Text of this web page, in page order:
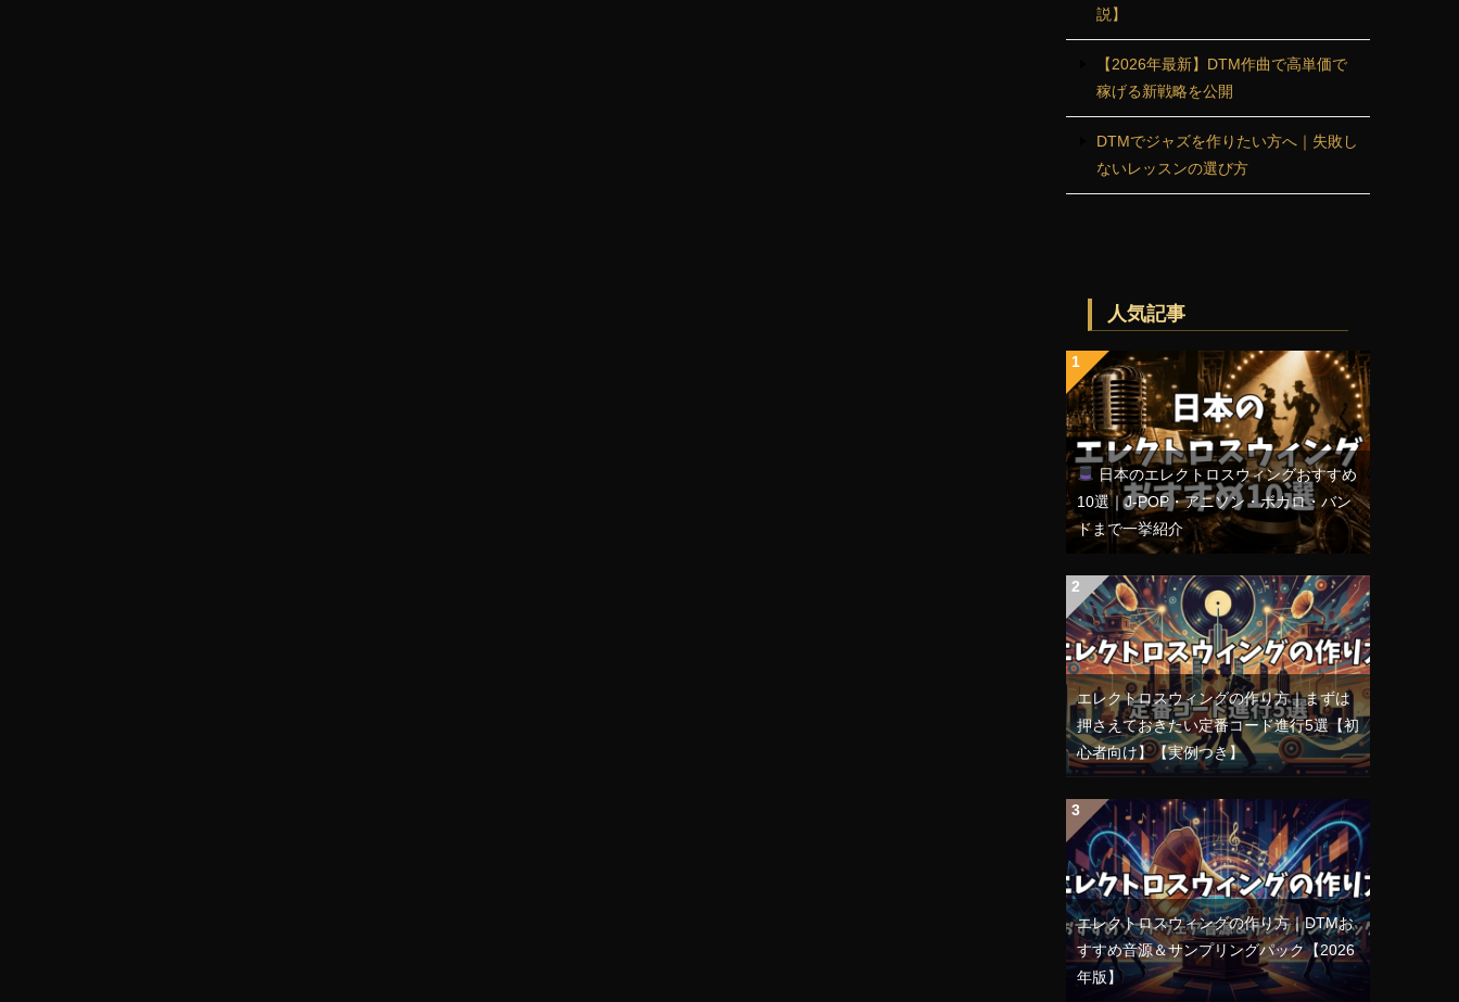
説】
【2026年最新】DTM作曲で高単価で
稼げる新戦略を公開
DTMでジャズを作りたい方へ｜失敗し
ないレッスンの選び方
人気記事
日本のエレクトロスウィングおすすめ
10選｜J-POP・アニソン・ボカロ・バン
ドまで一挙紹介
エレクトロスウィングの作り方｜まずは
押さえておきたい定番コード進行5選【初
心者向け】【実例つき】
エレクトロスウィングの作り方｜DTMお
すすめ音源＆サンプリングパック【2026
年版】